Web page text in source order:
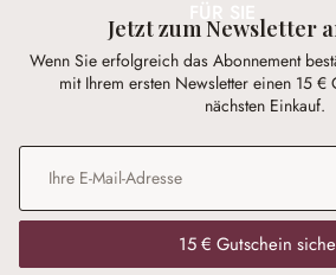
Jetzt zum Newsletter
Wenn Sie erfolgreich das Abonnement
mit Ihrem ersten Newsletter einen 15 €
nächsten Einkauf.
E-Mail-Adresse
15 € Gutschein